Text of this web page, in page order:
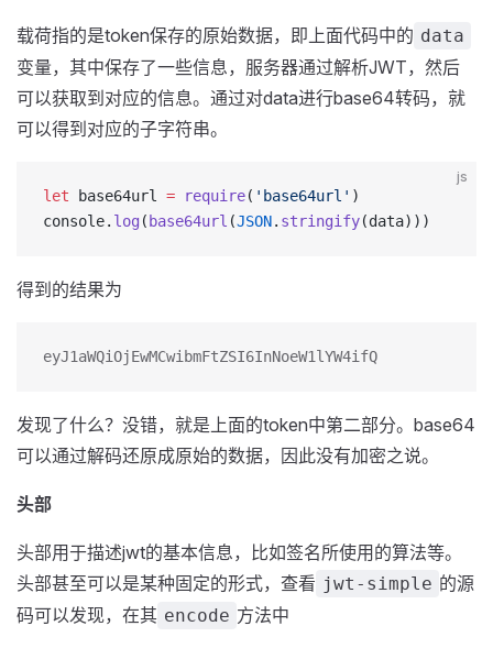
载荷指的是token保存的原始数据，即上面代码中的 data
变量，其中保存了一些信息，服务器通过解析JWT，然后
可以获取到对应的信息。通过对data进行base64转码，就
可以得到对应的子字符串。
js
let base64url = require( 'base64url' )
console. log ( base64url (JSON. stringify(data)))
得到的结果为
eyJ1aWQiOjEwMCwibmFtZSI6InNoeW1lYW4ifQ
发现了什么？没错，就是上面的token中第二部分。base64
可以通过解码还原成原始的数据，因此没有加密之说。
头部
头部用于描述jwt的基本信息，比如签名所使用的算法等。
头部甚至可以是某种固定的形式，查看 jwt-simple 的源
码可以发现，在其 encode 方法中